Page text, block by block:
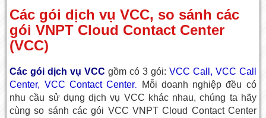
Các gói dịch vụ VCC, so sánh các
gói VNPT Cloud Contact Center
(VCC)
Các gói dịch vụ VCC gồm có 3 gói: VCC Call, VCC Call
Center, VCC Contact Center.
Mỗi doanh nghiệp đều có
nhu cầu sử dụngdịch vụ VCC khác nhau, chúng ta hãy
cùng so sánh các gói VCC VNPT Cloud Contact Center